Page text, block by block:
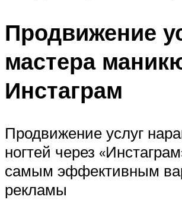
Продвижение
мастера
Инстаграм
Продвижение услуг
ногтей через
самым эффективным
рекламы